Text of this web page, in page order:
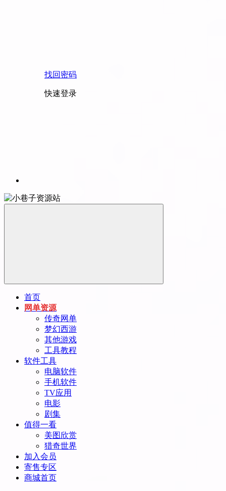
找回密码
快速登录
首页
网单资源
传奇网单
梦幻西游
其他游戏
工具教程
软件工具
电脑软件
手机软件
TV应用
电影
剧集
值得一看
美图欣赏
猎奇世界
加入会员
寄售专区
商城首页